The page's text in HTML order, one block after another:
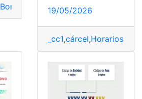
Bono desarrollo humano
19/05/2026
_cc1,cárcel,Horarios